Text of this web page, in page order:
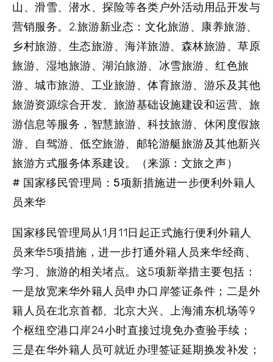
山、滑雪、潜水、探险等各类户外活动用品开发与
营销服务。2.旅游新业态：文化旅游、康养旅游、
乡村旅游、生态旅游、海洋旅游、森林旅游、草原
旅游、湿地旅游、湖泊旅游、冰雪旅游、红色旅
游、城市旅游、工业旅游、体育旅游、游乐及其他
旅游资源综合开发、旅游基础设施建设和运营、旅
游信息等服务，智慧旅游、科技旅游、休闲度假旅
游、自驾游、低空旅游、邮轮游艇旅游及其他新兴
旅游方式服务体系建设。（来源：文旅之声）
# 国家移民管理局：5项新措施进一步便利外籍人
员来华
国家移民管理局从1月11日起正式施行便利外籍人
员来华5项措施，进一步打通外籍人员来华经商、
学习、旅游的相关堵点。这5项新举措主要包括：
一是放宽来华外籍人员申办口岸签证条件；二是外
籍人员在北京首都、北京大兴、上海浦东机场等9
个枢纽空港口岸24小时直接过境免办查验手续；
三是在华外籍人员可就近办理签证延期换发补发；